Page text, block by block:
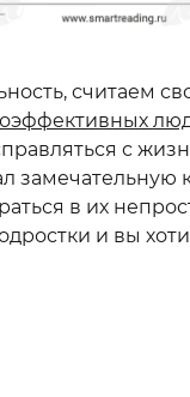
считаем
с
замечательную
в их
и вы